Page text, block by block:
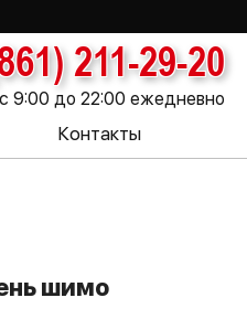
211-29-20
с 9:00 до 22:00 ежедневно
Контакты